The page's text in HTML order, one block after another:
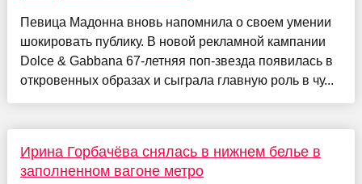
Певица Мадонна вновь напомнила о своем умении
шокировать публику. В новой рекламной кампании
Dolce & Gabbana 67-летняя поп-звезда появилась в
откровенных образах и сыграла главную роль в чу...
Ирина Горбачёва снялась в нижнем белье в
заполненном вагоне метро